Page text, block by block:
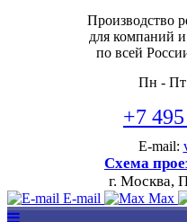
Производство
для компаний
по всей
Пн -
+7
E-mail:
Схема
г. Москва,
E-mail Max